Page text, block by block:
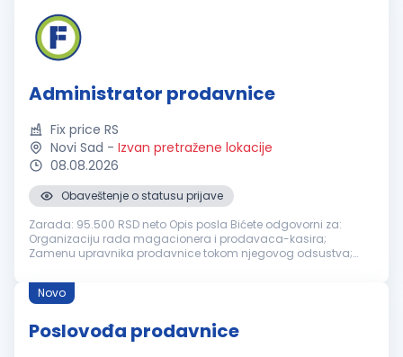
Administrator prodavnice
Fix price RS
Novi Sad - Izvan pretražene lokacije
08.08.2026
Obaveštenje o statusu prijave
Zarada: 95.500 RSD neto Opis posla Bićete odgovorni za:
Organizaciju rada magacionera i prodavaca-kasira;
Zamenu upravnika prodavnice tokom njegovog odsustva;
urednosti prodavnice, kao i ...
Novo
Poslovođa prodavnice